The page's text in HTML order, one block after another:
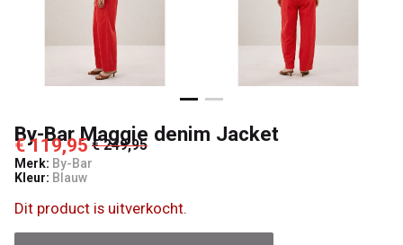
By-Bar Maggie denim Jacket
€ 119,95 € 249,95
Merk: By-Bar
Kleur: Blauw
Dit product is uitverkocht.